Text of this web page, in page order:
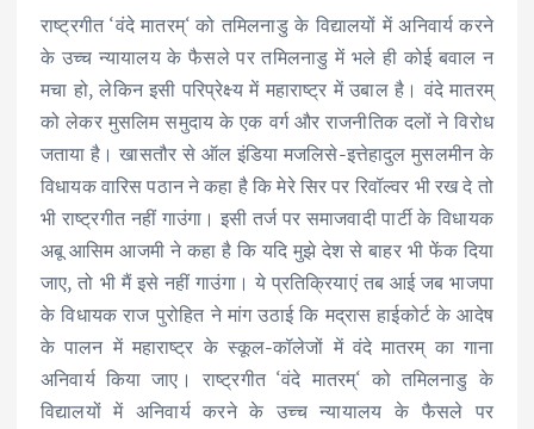
राष्ट्रगीत ‘वंदे मातरम्‘ को तमिलनाडु के विद्यालयों में अनिवार्य करने
के उच्च न्यायालय के फैसले पर तमिलनाडु में भले ही कोई बवाल न
मचा हो, लेकिन इसी परिप्रेक्ष्य में महाराष्ट्र में उबाल है। वंदे मातरम्
को लेकर मुसलिम समुदाय के एक वर्ग और राजनीतिक दलों ने विरोध
जताया है। खासतौर से ऑल इंडिया मजलिसे-इत्तेहादुल मुसलमीन के
विधायक वारिस पठान ने कहा है कि मेरे सिर पर रिवॉल्वर भी रख दे तो
भी राष्ट्रगीत नहीं गाउंगा। इसी तर्ज पर समाजवादी पार्टी के विधायक
अबू आसिम आजमी ने कहा है कि यदि मुझे देश से बाहर भी फेंक दिया
जाए, तो भी मैं इसे नहीं गाउंगा। ये प्रतिक्रियाएं तब आई जब भाजपा
के विधायक राज पुरोहित ने मांग उठाई कि मद्रास हाईकोर्ट के आदेष
के पालन में महाराष्ट्र के स्कूल-कॉलेजों में वंदे मातरम् का गाना
अनिवार्य किया जाए। राष्ट्रगीत ‘वंदे मातरम्‘ को तमिलनाडु के
विद्यालयों में अनिवार्य करने के उच्च न्यायालय के फैसले पर